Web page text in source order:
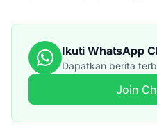
Ikuti WhatsApp
Dapatkan berita
Join